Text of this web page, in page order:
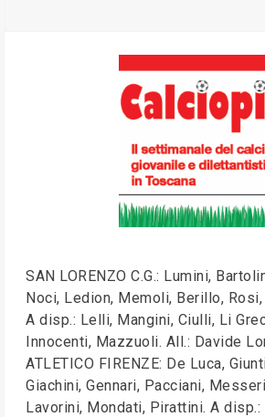
SAN LORENZO C.G.: Lumini,
Noci, Ledion, Memoli, Berillo, Rosi,
A disp.: Lelli, Mangini, Ciulli, Li
Innocenti, Mazzuoli. All.: Davide
ATLETICO FIRENZE: De Luca,
Giachini, Gennari, Pacciani,
Lavorini, Mondati, Pirattini. A disp.: